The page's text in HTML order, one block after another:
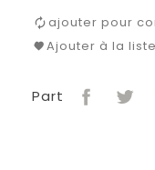
ajouter pour
Ajouter à la
Part